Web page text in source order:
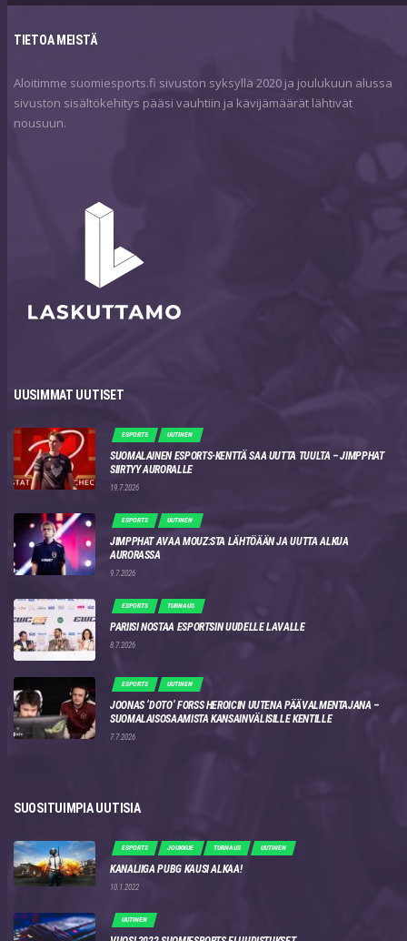
TIETOA MEISTÄ
Aloitimme suomiesports.fi sivuston syksyllä 2020 ja joulukuun alussa
sivuston sisältökehitys pääsi vauhtiin ja kävijämäärät lähtivät
nousuun.
UUSIMMAT UUTISET
ESPORTS UUTINEN
SUOMALAINEN ESPORTS-KENTTÄ SAA UUTTA TUULTA – JIMPPHAT
SIIRTYY AURORALLE
19.7.2026
ESPORTS UUTINEN
JIMPPHAT AVAA MOUZ:STA LÄHTÖÄÄN JA UUTTA ALKUA
AURORASSA
9.7.2026
ESPORTS TURNAUS
PARIISI NOSTAA ESPORTSIN UUDELLE LAVALLE
8.7.2026
ESPORTS UUTINEN
JOONAS ‘DOTO’ FORSS HEROICIN UUTENA PÄÄVALMENTAJANA –
SUOMALAISOSAAMISTA KANSAINVÄLISILLE KENTILLE
7.7.2026
SUOSITUIMPIA UUTISIA
ESPORTS JOUKKUE TURNAUS UUTINEN
KANALIIGA PUBG KAUSI ALKAA!
10.1.2022
UUTINEN